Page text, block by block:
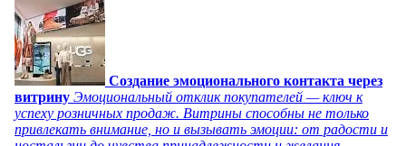
Создание эмоционального контакта через
витрину Эмоциональный отклик покупателей — ключ к
успеху розничных продаж. Витрины способны не только
привлекать внимание, но и вызывать эмоции: от радости и